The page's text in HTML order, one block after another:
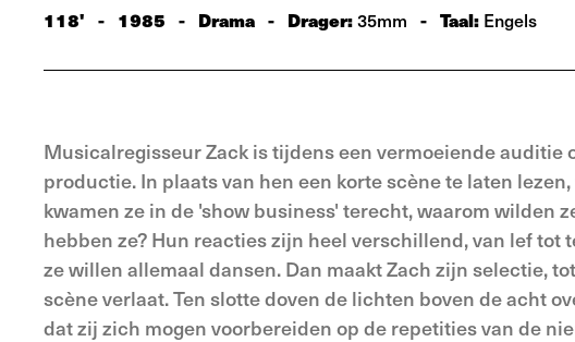
118' - 1985 - Drama - Drager:35mm - Taal: Engels
Musicalregisseur Zack is tijdens een vermoeiende auditie
productie. In plaats van hen een korte scène te laten
kwamen ze in de 'show business' terecht, waarom wilden
hebben ze? Hun reacties zijn heel verschillend, van lef
ze willen allemaal dansen. Dan maakt Zach zijn selectie,
scène verlaat. Ten slotte doven de lichten boven de acht
dat zij zich mogen voorbereiden op de repetities van de